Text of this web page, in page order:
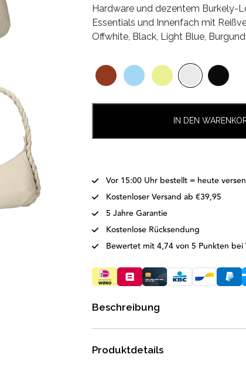
Hardware und dezentem Burkely-
Essentials und Innenfach mit
Offwhite, Black, Light Blue,
IN DEN
Vor 15:00 Uhr bestellt = heute
Kostenloser Versand ab €39,95
5 Jahre Garantie
Kostenlose Rücksendung
Bewertet mit 4,74 von 5 Punkten bei
Beschreibung
Produktdetails